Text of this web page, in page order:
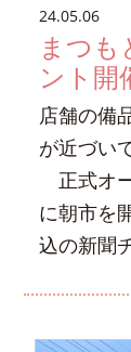
24.05.06
まつも
ント
店舗の備
が近づい
正式オ
に朝市を
込の新聞